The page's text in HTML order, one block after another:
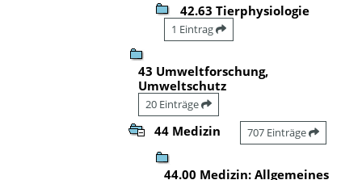
42.63 Tierphysiologie
1 Eintrag
43 Umweltforschung,
Umweltschutz
20 Einträge
44 Medizin 707 Einträge
44.00 Medizin: Allgemeines